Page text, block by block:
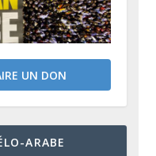
UN DON
ARABE